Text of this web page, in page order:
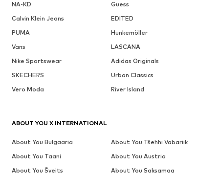
NA-KD
Guess
Calvin Klein Jeans
EDITED
PUMA
Hunkemöller
Vans
LASCANA
Nike Sportswear
Adidas Originals
SKECHERS
Urban Classics
Vero Moda
River Island
ABOUT YOU X INTERNATIONAL
About You Bulgaaria
About You Tšehhi Vabariik
About You Taani
About You Austria
About You Šveits
About You Saksamaa